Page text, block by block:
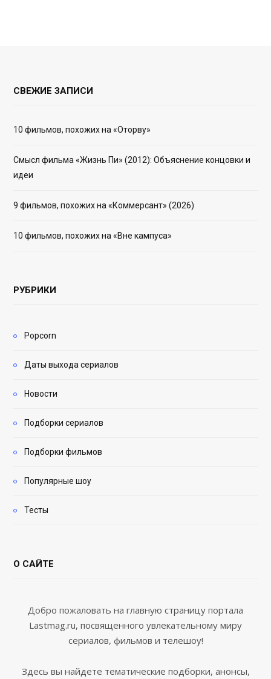
СВЕЖИЕ ЗАПИСИ
10 фильмов, похожих на «Оторву»
Смысл фильма «Жизнь Пи» (2012): Объяснение концовки и
идеи
9 фильмов, похожих на «Коммерсант» (2026)
10 фильмов, похожих на «Вне кампуса»
РУБРИКИ
Popcorn
Даты выхода сериалов
Новости
Подборки сериалов
Подборки фильмов
Популярные шоу
Тесты
О САЙТЕ
Добро пожаловать на главную страницу портала
Lastmag.ru, посвященного увлекательному миру
сериалов, фильмов и телешоу!
Здесь вы найдете тематические подборки, анонсы,